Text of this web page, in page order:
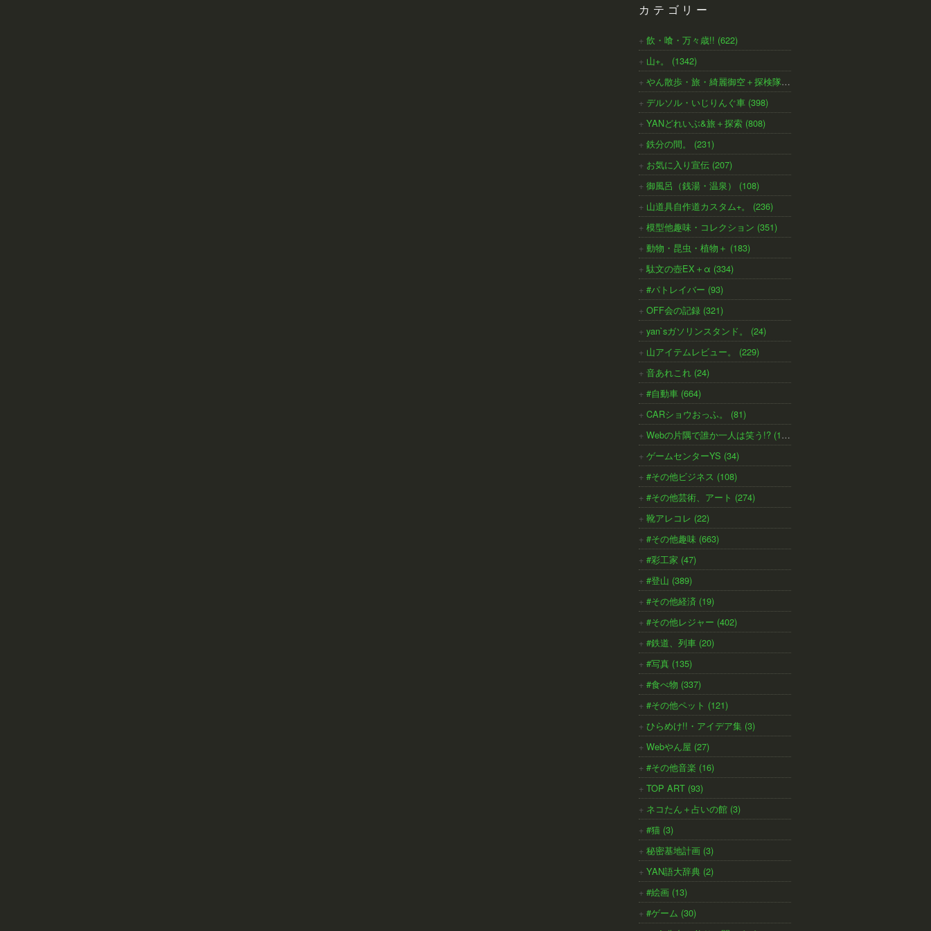
カテゴリー
飲・喰・万々歳!! (622)
山+。 (1342)
やん散歩・旅・綺麗御空＋探検隊 (791)
デルソル・いじりんぐ車 (398)
YANどれいぶ&旅＋探索 (808)
鉄分の間。 (231)
お気に入り宣伝 (207)
御風呂（銭湯・温泉） (108)
山道具自作道カスタム+。 (236)
模型他趣味・コレクション (351)
動物・昆虫・植物＋ (183)
駄文の壺EX＋α (334)
#パトレイバー (93)
OFF会の記録 (321)
yan`sガソリンスタンド。 (24)
山アイテムレビュー。 (229)
音あれこれ (24)
#自動車 (664)
CARショウおっふ。 (81)
Webの片隅で誰か一人は笑う!? (138)
ゲームセンターYS (34)
#その他ビジネス (108)
#その他芸術、アート (274)
靴アレコレ (22)
#その他趣味 (663)
#彩工家 (47)
#登山 (389)
#その他経済 (19)
#その他レジャー (402)
#鉄道、列車 (20)
#写真 (135)
#食べ物 (337)
#その他ペット (121)
ひらめけ!!・アイデア集 (3)
Webやん屋 (27)
#その他音楽 (16)
TOP ART (93)
ネコたん＋占いの館 (3)
#猫 (3)
秘密基地計画 (3)
YAN語大辞典 (2)
#絵画 (13)
#ゲーム (30)